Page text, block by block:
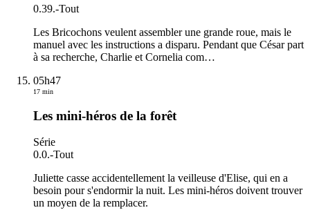
0.39.-Tout
Les Bricochons veulent assembler une grande roue, mais le
manuel avec les instructions a disparu. Pendant que César part
à sa recherche, Charlie et Cornelia com…
05h47
17 min
Les mini-héros de la forêt
Série
0.0.-Tout
Juliette casse accidentellement la veilleuse d'Elise, qui en a
besoin pour s'endormir la nuit. Les mini-héros doivent trouver
un moyen de la remplacer.